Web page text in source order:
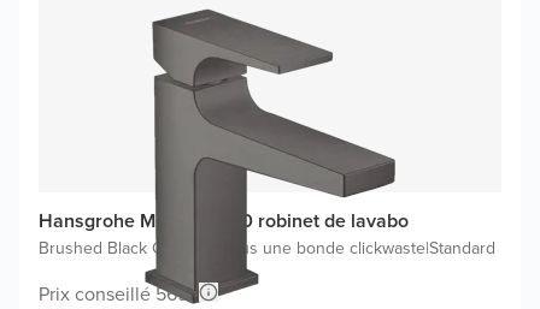
Hansgrohe Metropol 100 robinet de lavabo
Brushed Black Chrome Inclus une bonde clickwaste|Standard
Prix conseillé 569,-